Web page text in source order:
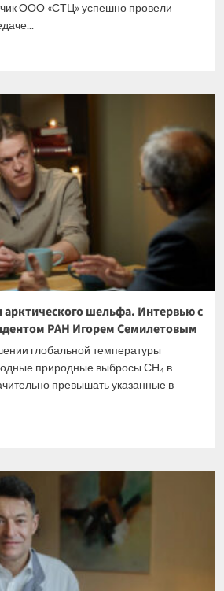
ООО «СТЦ» успешно провели
шельфа. Интервью с
РАН Игорем Семилетовым
глобальной температуры
природные выбросы СН₄ в
превышать указанные в